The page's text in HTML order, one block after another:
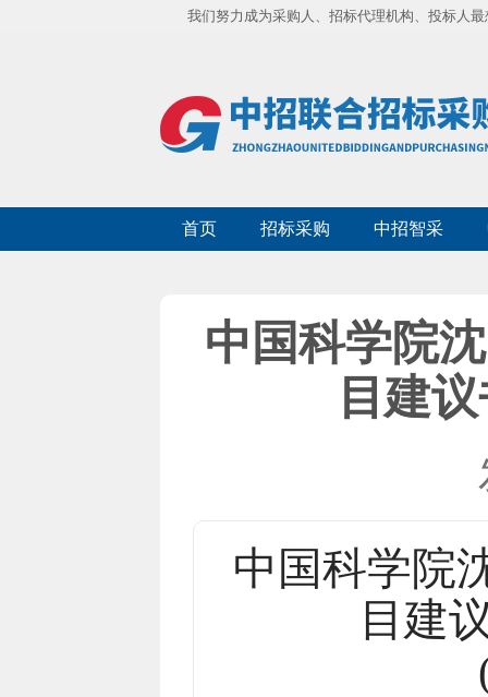
我们努力成为采购人、招标代理机构、投标人
首页 招标采购 中招智采
中国科学院
目建
中国科学院
目建